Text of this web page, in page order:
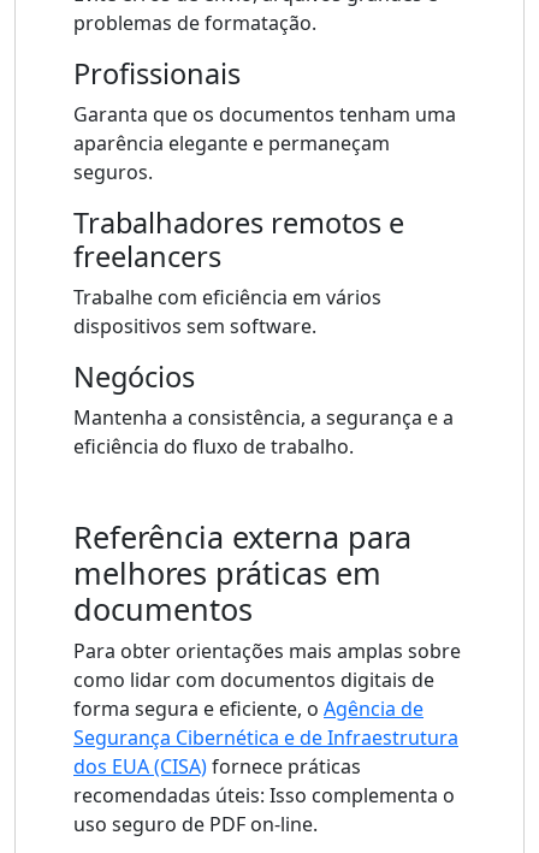
problemas de formatação.
Profissionais
Garanta que os documentos tenham uma
aparência elegante e permaneçam
seguros.
Trabalhadores remotos e
freelancers
Trabalhe com eficiência em vários
dispositivos sem software.
Negócios
Mantenha a consistência, a segurança e a
eficiência do fluxo de trabalho.
Referência externa para
melhores práticas em
documentos
Para obter orientações mais amplas sobre
como lidar com documentos digitais de
forma segura e eficiente, o Agência de
Segurança Cibernética e de Infraestrutura
dos EUA (CISA)fornece práticas
recomendadas úteis: Isso complementa o
uso seguro de PDF on-line.